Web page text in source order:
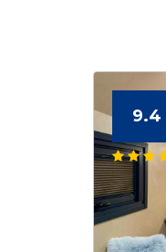
9.4